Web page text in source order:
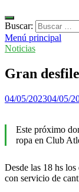
Buscar:
Menú principal
Noticias
Gran
04/05/202304/05/
Este próximo
ropa en Club
Desde las 18 hs los
con servicio de